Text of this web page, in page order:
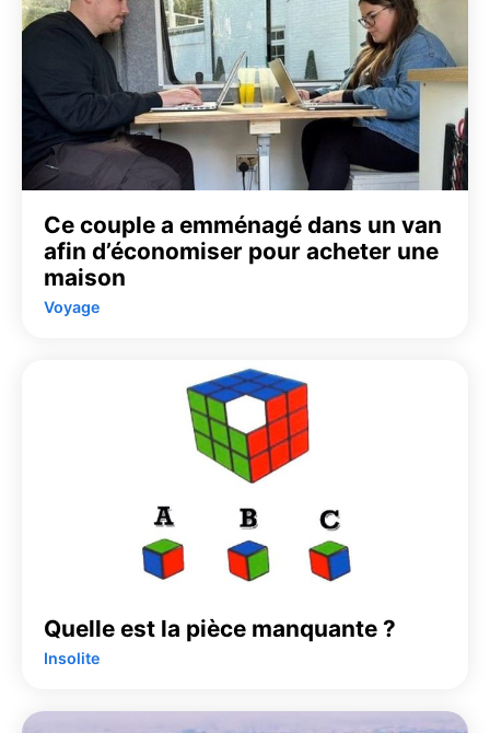
Ce couple a emménagé dans un van
afin d’économiser pour acheter une
maison
Voyage
Quelle est la pièce manquante ?
Insolite